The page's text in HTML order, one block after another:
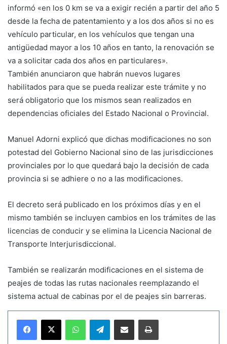
informó «en los 0 km se va a exigir recién a partir del año 5
desde la fecha de patentamiento y a los dos años si no es
vehículo particular, en los vehículos que tengan una
antigüedad mayor a los 10 años en tanto, la renovación se
va a solicitar cada dos años en particulares».
También anunciaron que habrán nuevos lugares
habilitados para que se pueda realizar este trámite y no
será obligatorio que los mismos sean realizados en
dependencias oficiales del Estado Nacional o Provincial.
Manuel Adorni explicó que dichas modificaciones no son
potestad del Gobierno Nacional sino de las jurisdicciones
provinciales por lo que quedará bajo la decisión de cada
provincia si se adhiere o no a las modificaciones.
El decreto será publicado en los próximos días y en el
mismo también se incluyen cambios en los trámites de las
licencias de conducir y se elimina la Licencia Nacional de
Transporte Interjurisdiccional.
También se realizarán modificaciones en el sistema de
peajes de todas las rutas nacionales reemplazando el
sistema actual de cabinas por el de peajes sin barreras.
Telegram